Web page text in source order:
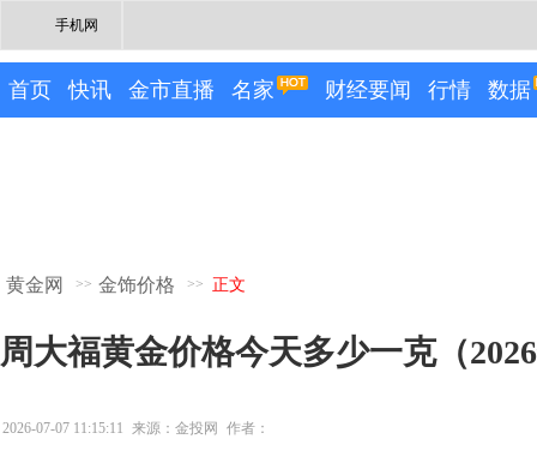
手机网
首页 快讯 金市直播 名家 财经要闻 行情 数据
黄金网 >> 金饰价格 >> 正文
周大福黄金价格今天多少一克（
2026-07-07 11:15:11 来源：金投网 作者：